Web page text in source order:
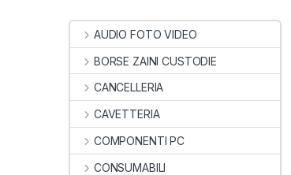
AUDIO FOTO VIDEO
BORSE ZAINI CUSTODIE
CANCELLERIA
CAVETTERIA
COMPONENTI PC
CONSUMABILI